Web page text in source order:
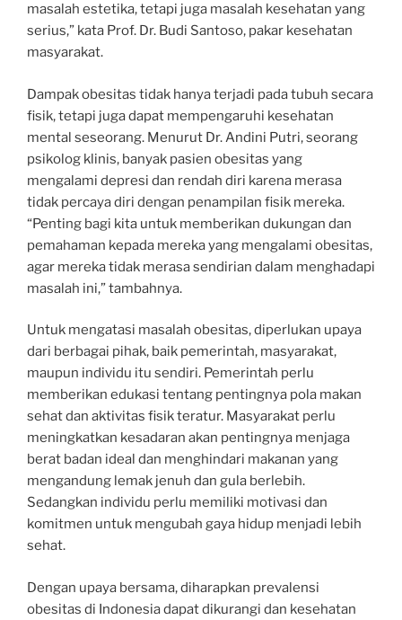
masalah estetika, tetapi juga masalah kesehatan yang
serius,” kata Prof. Dr. Budi Santoso, pakar kesehatan
masyarakat.
Dampak obesitas tidak hanya terjadi pada tubuh secara
fisik, tetapi juga dapat mempengaruhi kesehatan
mental seseorang. Menurut Dr. Andini Putri, seorang
psikolog klinis, banyak pasien obesitas yang
mengalami depresi dan rendah diri karena merasa
tidak percaya diri dengan penampilan fisik mereka.
“Penting bagi kita untuk memberikan dukungan dan
pemahaman kepada mereka yang mengalami obesitas,
agar mereka tidak merasa sendirian dalam menghadapi
masalah ini,” tambahnya.
Untuk mengatasi masalah obesitas, diperlukan upaya
dari berbagai pihak, baik pemerintah, masyarakat,
maupun individu itu sendiri. Pemerintah perlu
memberikan edukasi tentang pentingnya pola makan
sehat dan aktivitas fisik teratur. Masyarakat perlu
meningkatkan kesadaran akan pentingnya menjaga
berat badan ideal dan menghindari makanan yang
mengandung lemak jenuh dan gula berlebih.
Sedangkan individu perlu memiliki motivasi dan
komitmen untuk mengubah gaya hidup menjadi lebih
sehat.
Dengan upaya bersama, diharapkan prevalensi
obesitas di Indonesia dapat dikurangi dan kesehatan